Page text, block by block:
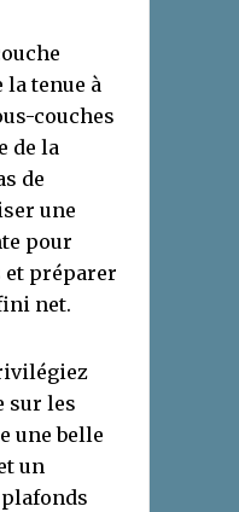
la tenue à
couches
de la
de
une
pour
et préparer
net.
sur les
une belle
un
plafonds